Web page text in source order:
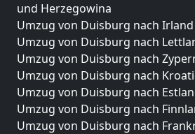
und Herzegowina
Umzug von Duisburg nach Irland
Umzug von Duisburg nach
Umzug von Duisburg nach
Umzug von Duisburg nach
Umzug von Duisburg nach
Umzug von Duisburg nach
Umzug von Duisburg nach